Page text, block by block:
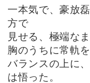
一本気で、豪放
方で
見せる、極端な
胸のうちに常軌
バランスの上に
は悟った。